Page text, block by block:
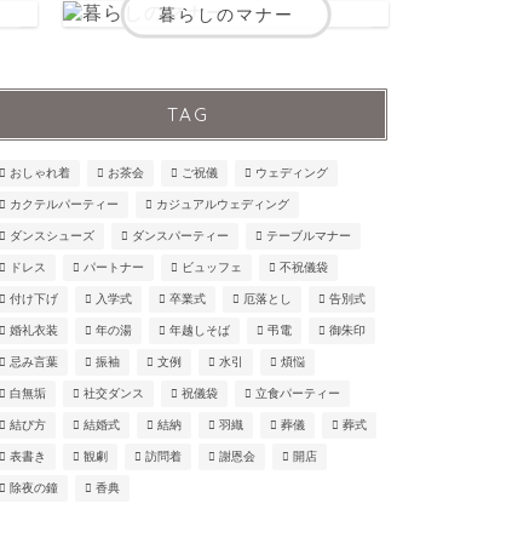
暮らしのマナー
TAG
おしゃれ着 お茶会 ご祝儀 ウェディング
カクテルパーティー カジュアルウェディング
ダンスシューズ ダンスパーティー テーブルマナー
ドレス パートナー ビュッフェ 不祝儀袋
付け下げ 入学式 卒業式 厄落とし 告別式
婚礼衣装 年の湯 年越しそば 弔電 御朱印
忌み言葉 振袖 文例 水引 煩悩
白無垢 社交ダンス 祝儀袋 立食パーティー
結び方 結婚式 結納 羽織 葬儀 葬式
表書き 観劇 訪問着 謝恩会 開店
除夜の鐘 香典